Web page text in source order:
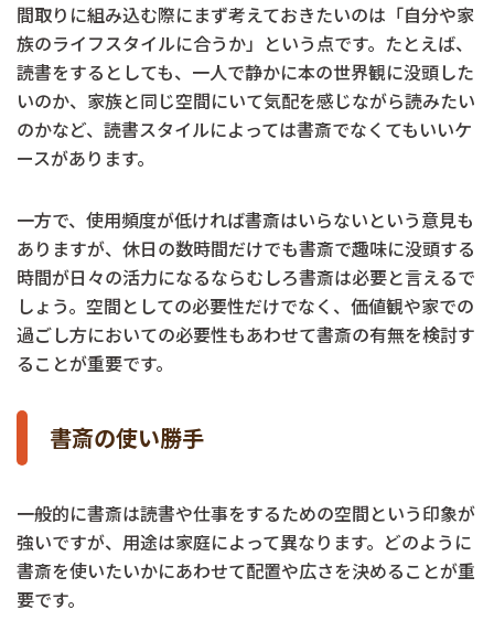
間取りに組み込む際にまず考えておきたいのは「自分や家
族のライフスタイルに合うか」という点です。たとえば、
読書をするとしても、一人で静かに本の世界観に没頭した
いのか、家族と同じ空間にいて気配を感じながら読みたい
のかなど、読書スタイルによっては書斎でなくてもいいケ
ースがあります。
一方で、使用頻度が低ければ書斎はいらないという意見も
ありますが、休日の数時間だけでも書斎で趣味に没頭する
時間が日々の活力になるならむしろ書斎は必要と言えるで
しょう。空間としての必要性だけでなく、価値観や家での
過ごし方においての必要性もあわせて書斎の有無を検討す
ることが重要です。
書斎の使い勝手
一般的に書斎は読書や仕事をするための空間という印象が
強いですが、用途は家庭によって異なります。どのように
書斎を使いたいかにあわせて配置や広さを決めることが重
要です。